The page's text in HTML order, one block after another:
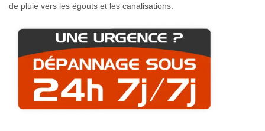
de pluie vers les égouts et les canalisations.